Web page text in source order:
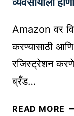
T
O
L
S
तु
म
च्या
व्य
या
Amazon वर
करण्यासाठी
रजिस्ट्रेशन
ब्रँड…
READ MORE A